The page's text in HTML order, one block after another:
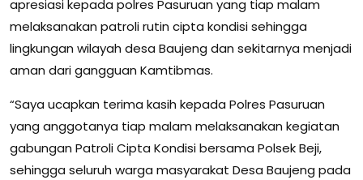
apresiasi kepada polres Pasuruan yang tiap malam
melaksanakan patroli rutin cipta kondisi sehingga
lingkungan wilayah desa Baujeng dan sekitarnya menjadi
aman dari gangguan Kamtibmas.
“Saya ucapkan terima kasih kepada Polres Pasuruan
yang anggotanya tiap malam melaksanakan kegiatan
gabungan Patroli Cipta Kondisi bersama Polsek Beji,
sehingga seluruh warga masyarakat Desa Baujeng pada